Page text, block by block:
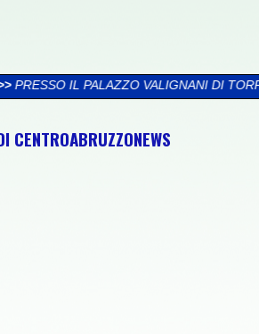
DI TORREVECCHIA TEATINA SI
CENTROABRUZZONEWS